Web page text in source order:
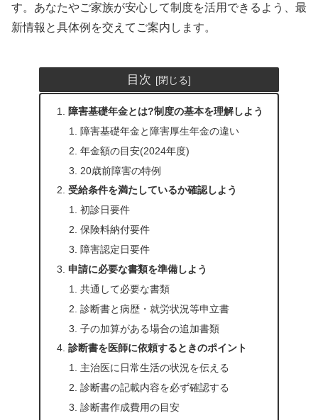
す。あなたやご家族が安心して制度を活用できるよう、最
新情報と具体例を交えてご案内します。
目次
障害基礎年金とは?制度の基本を理解しよう
障害基礎年金と障害厚生年金の違い
年金額の目安(2024年度)
20歳前障害の特例
受給条件を満たしているか確認しよう
初診日要件
保険料納付要件
障害認定日要件
申請に必要な書類を準備しよう
共通して必要な書類
診断書と病歴・就労状況等申立書
子の加算がある場合の追加書類
診断書を医師に依頼するときのポイント
主治医に日常生活の状況を伝える
診断書の記載内容を必ず確認する
診断書作成費用の目安